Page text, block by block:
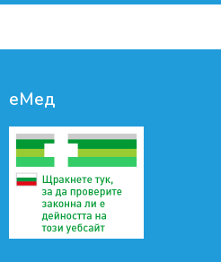
еМед